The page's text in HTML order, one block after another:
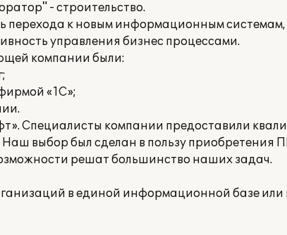
- строительство.
перехода к новым информационным
управления бизнес процессами.
компании были:
«1С»;
Специалисты компании предоставили
выбор был сделан в пользу приобретения
решат большинство наших задач.
в единой информационной базе или